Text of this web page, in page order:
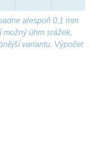
alespoň 0,1 mm
úhrn srážek,
variantu. Výpočet